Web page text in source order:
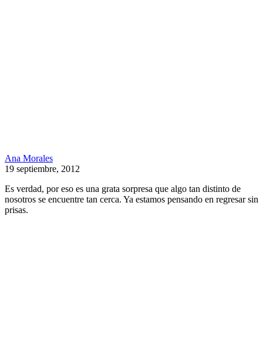
Ana Morales
19 septiembre, 2012
Es verdad, por eso es una grata sorpresa que algo tan distinto de
nosotros se encuentre tan cerca. Ya estamos pensando en regresar sin
prisas.